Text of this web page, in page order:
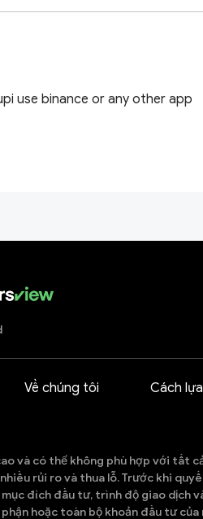
use binance or any other app
Về chúng tôi Cách
và có thể không phù hợp với tất
rủi ro và thua lỗ. Trước khi
đích đầu tư, trình độ giao dịch
hoặc toàn bộ khoản đầu tư